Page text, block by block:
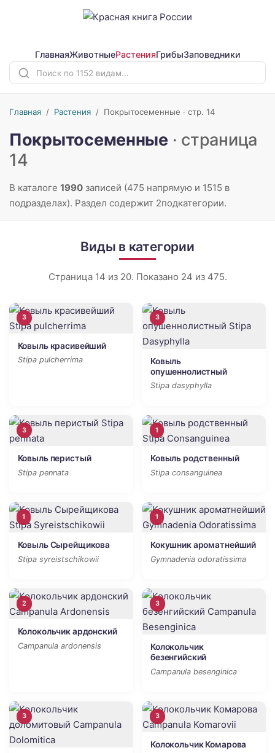
ГлавнаяЖивотныеРастенияГрибыЗаповедники
Главная / Растения / Покрытосеменные · стр. 14
Покрытосеменные · страница
14
В каталоге 1990 записей (475 напрямую и 1515 в
подразделах). Раздел содержит 2подкатегории.
Виды в категории
Страница 14 из 20. Показано 24 из 475.
3
Ковыль красивейший
Stipa pulcherrima
3
Ковыль
опушеннолистный
Stipa dasyphylla
3
Ковыль перистый
Stipa pennata
1
Ковыль родственный
Stipa consanguinea
1
Ковыль Сырейщикова
Stipa syreistschikowii
1
Кокушник ароматнейший
Gymnadenia odoratissima
2
Колокольчик ардонский
Campanula ardonensis
3
Колокольчик
безенгийский
Campanula besenginica
3 3
Колокольчик Комарова